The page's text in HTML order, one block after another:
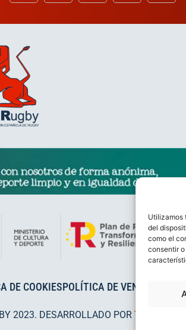
Utilizamos
del
como el
consentir
DE COOKIESPOLÍTICA DE VENTAS
2023. DESARROLLADO POR TOOOLS